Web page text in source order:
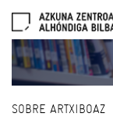
navigation
SOBRE ARTXIBOAZ